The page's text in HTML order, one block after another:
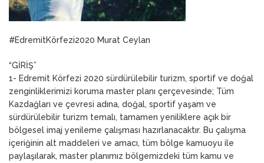
#EdremitKörfezi2020 Murat Ceylan
“GİRİŞ”
1- Edremit Körfezi 2020 sürdürülebilir turizm, sportif ve doğal
zenginliklerimizi koruma master planı çerçevesinde; Tüm
Kazdağları ve çevresi adına, doğal, sportif yaşam ve
sürdürülebilir turizm temalı, tamamen yeniliklere açık bir
bölgesel imaj yenileme çalışması hazırlanacaktır. Bu çalışma
içeriğinin alt maddeleri ve amacı, tüm bölge kamuoyu ile
paylaşılarak, master planımız bölgemizdeki tüm kamu ve